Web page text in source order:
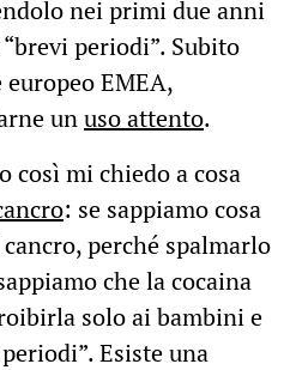
nei primi due anni
periodi”. Subito
europeo EMEA,
unuso attento.
così mi chiedo a cosa
: se sappiamo cosa
perché spalmarlo
che la cocaina
solo ai bambini e
Esiste una